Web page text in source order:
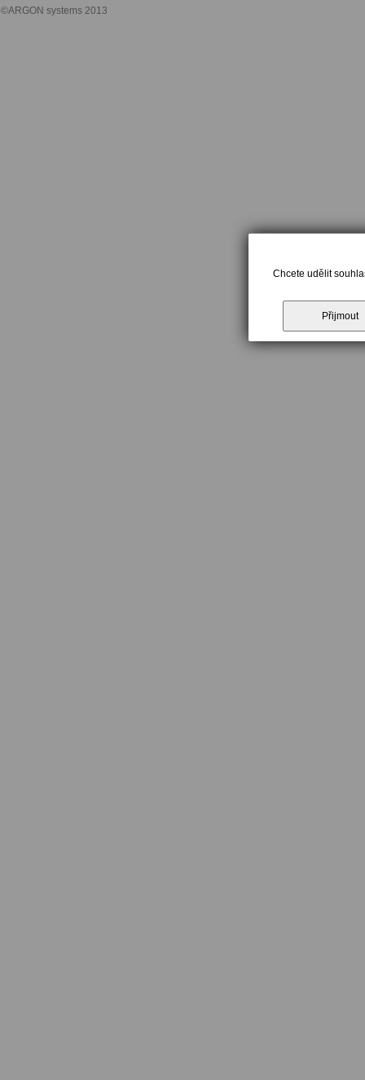
©ARGON systems 2013
Chcete udělit
Přijmout